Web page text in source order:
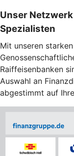
Unser
Spezialisten
Mit unseren
Raiffeisenbanken
Auswahl an
abgestimmt auf